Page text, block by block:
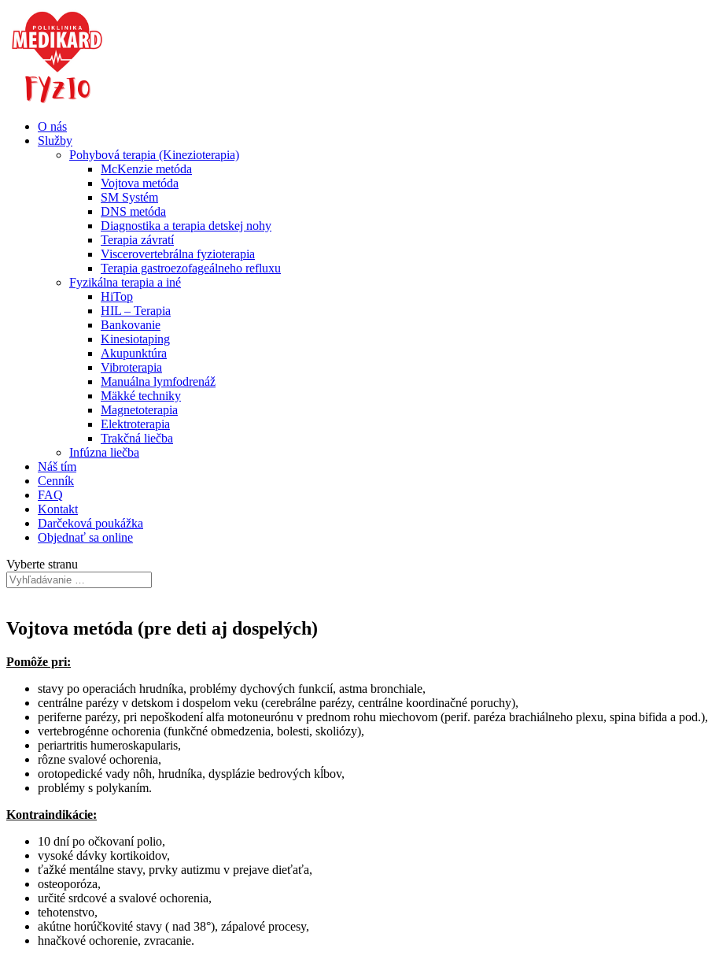
O nás
Služby
Pohybová terapia (Kinezioterapia)
McKenzie metóda
Vojtova metóda
SM Systém
DNS metóda
Diagnostika a terapia detskej nohy
Terapia závratí
Viscerovertebrálna fyzioterapia
Terapia gastroezofageálneho refluxu
Fyzikálna terapia a iné
HiTop
HIL – Terapia
Bankovanie
Kinesiotaping
Akupunktúra
Vibroterapia
Manuálna lymfodrenáž
Mäkké techniky
Magnetoterapia
Elektroterapia
Trakčná liečba
Infúzna liečba
Náš tím
Cenník
FAQ
Kontakt
Darčeková poukážka
Objednať sa online
Vyberte stranu
Vojtova metóda (pre deti aj dospelých)
Pomôže pri:
stavy po operaciách hrudníka, problémy dychových funkcií, astma bronchiale,
centrálne parézy v detskom i dospelom veku (cerebrálne parézy, centrálne koordinačné poruchy),
periferne parézy, pri nepoškodení alfa motoneurónu v prednom rohu miechovom (perif. paréza brachiálneho plexu, spina bifida a pod.),
vertebrogénne ochorenia (funkčné obmedzenia, bolesti, skoliózy),
periartritis humeroskapularis,
rôzne svalové ochorenia,
orotopedické vady nôh, hrudníka, dysplázie bedrových kĺbov,
problémy s polykaním.
Kontraindikácie:
10 dní po očkovaní polio,
vysoké dávky kortikoidov,
ťažké mentálne stavy, prvky autizmu v prejave dieťaťa,
osteoporóza,
určité srdcové a svalové ochorenia,
tehotenstvo,
akútne horúčkovité stavy ( nad 38°), zápalové procesy,
hnačkové ochorenie, zvracanie.